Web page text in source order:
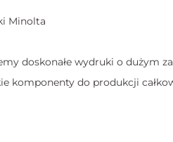
Minolta
doskonałe wydruki o dużym
komponenty do produkcji